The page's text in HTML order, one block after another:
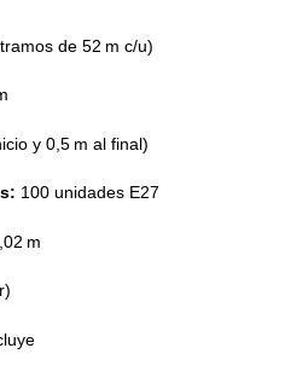
de 52 m c/u)
y 0,5 m al final)
100 unidades E27
m